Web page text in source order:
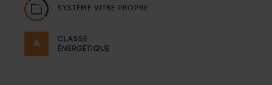
SYSTÈME VITRE PROPRE
CLASSE
ÉNERGÉTIQUE